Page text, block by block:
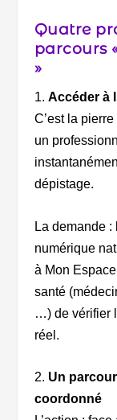
Quatre
parcours
»
1. Accéder à
C’est la
un
dépistage.
La demande :
numérique
à Mon
santé
…) de vérifier
réel.
2. Un
coordonné